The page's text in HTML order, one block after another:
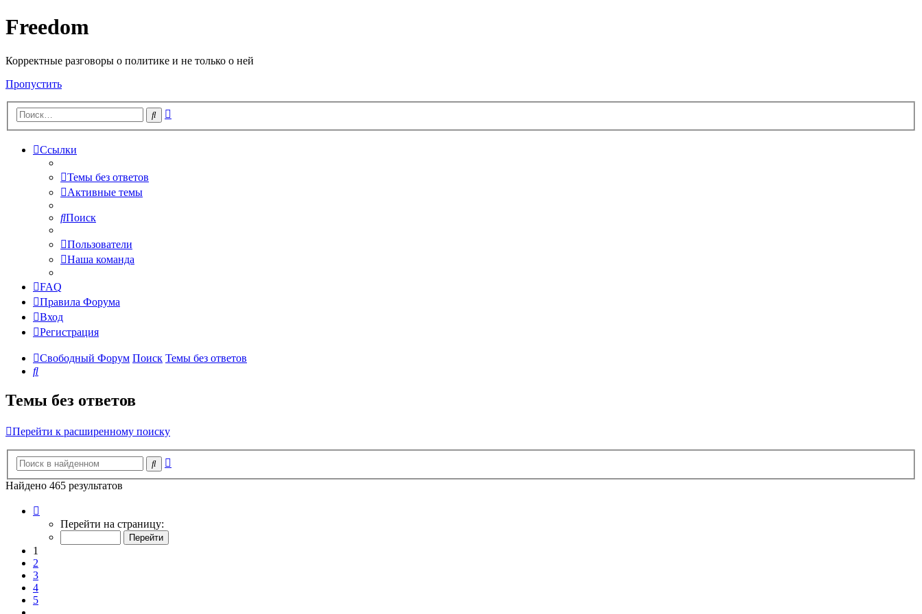
Freedom
Корректные разговоры о политике и не только о ней
Пропустить
Поиск
Ссылки
Темы без ответов
Активные темы
Поиск
Пользователи
Наша команда
FAQ
Правила Форума
Вход
Регистрация
Свободный Форум Поиск Темы без ответов
Поиск
Темы без ответов
Перейти к расширенному поиску
Поиск
Найдено 465 результатов
Перейти на страницу:
1
2
3
4
5